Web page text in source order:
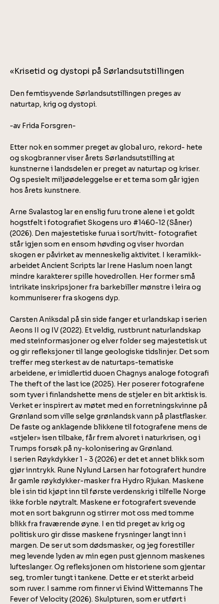
«Krisetid og dystopi på Sørlandsutstillingen
Den femtisyvende Sørlandsutstillingen preges av
naturtap, krig og dystopi.
-av Frida Forsgren-
Etter nok en sommer preget av global uro, rekord- hete
og skogbranner viser årets Sørlandsutstilling at
kunstnerne i landsdelen er preget av naturtap og kriser.
Og spesielt miljøødeleggelse er et tema som går igjen
hos årets kunstnere.
Arne Svalastog lar en enslig furu trone alene i et goldt
hogstfelt i fotografiet Skogens uro #1460-12 (Såner)
(2026). Den majestetiske furua i sort/hvitt- fotografiet
står igjen som en ensom høvding og viser hvordan
skogen er påvirket av menneskelig aktivitet. I keramikk-
arbeidet Ancient Scripts lar Irene Haslum noen langt
mindre karakterer spille hovedrollen. Her former små
intrikate inskripsjoner fra barkebiller mønstre i leira og
kommuniserer fra skogens dyp.
Carsten Aniksdal på sin side fanger et urlandskap i serien
Aeons II og IV (2022). Et veldig, rustbrunt naturlandskap
med steinformasjoner og elver folder seg majestetisk ut
og gir refleksjoner til lange geologiske tidslinjer. Det som
treffer meg sterkest av de naturtaps-tematiske
arbeidene, er imidlertid duoen Chagnys analoge fotografi
The theft of the last ice (2025). Her poserer fotografene
som tyver i finlandshette mens de stjeler en bit arktisk is.
Verket er inspirert av møtet med en forretningskvinne på
Grønland som ville selge grønlandsk vann på plastflasker.
De faste og anklagende blikkene til fotografene mens de
«stjeler» isen tilbake, får frem alvoret i naturkrisen, og i
Trumps forsøk på ny-kolonisering av Grønland.
I serien Røykdykker 1 - 3 (2026) er det et annet blikk som
gjør inntrykk. Rune Nylund Larsen har fotografert hundre
år gamle røykdykker-masker fra Hydro Rjukan. Maskene
ble i sin tid kjøpt inn til første verdenskrig i tilfelle Norge
ikke forble nøytralt. Maskene er fotografert svevende
mot en sort bakgrunn og stirrer mot oss med tomme
blikk fra fraværende øyne. I en tid preget av krig og
politisk uro gir disse maskene frysninger langt inn i
margen. De ser ut som dødsmasker, og jeg forestiller
meg levende lyden av min egen pust gjennom maskenes
lufteslanger. Og refleksjonen om historiene som gjentar
seg, tromler tungt i tankene. Dette er et sterkt arbeid
som ruver. I samme rom finner vi Eivind Wittemanns The
Fever of Velocity (2026). Skulpturen, som er utført i